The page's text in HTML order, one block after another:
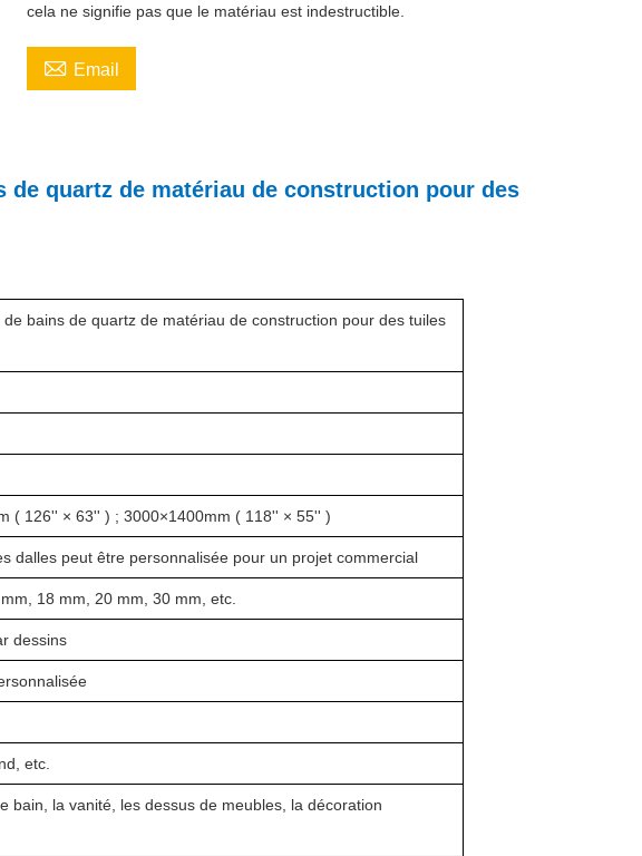
cela ne signifie pas que le matériau est indestructible.
 Email
quartz de matériau de construction pour des
bains de quartz de matériau de construction pour des tuiles
( 126'' × 63'' ) ; 3000×1400mm ( 118'' × 55'' )
dalles peut être personnalisée pour un projet commercial
18 mm, 20 mm, 30 mm, etc.
dessins
etc.
bain, la vanité, les dessus de meubles, la décoration